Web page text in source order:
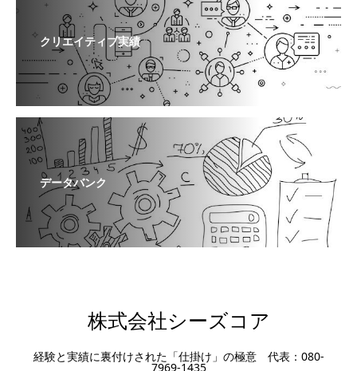
クリエイティブ実績
データバンク
株式会社シーズコア
経験と実績に裏付けされた「仕掛け」の極意 代表：080-
7969-1435